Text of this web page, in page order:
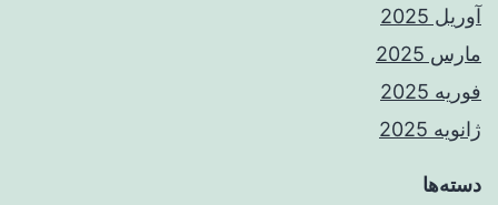
آوریل 2025
مارس 2025
فوریه 2025
ژانویه 2025
دسته‌ها